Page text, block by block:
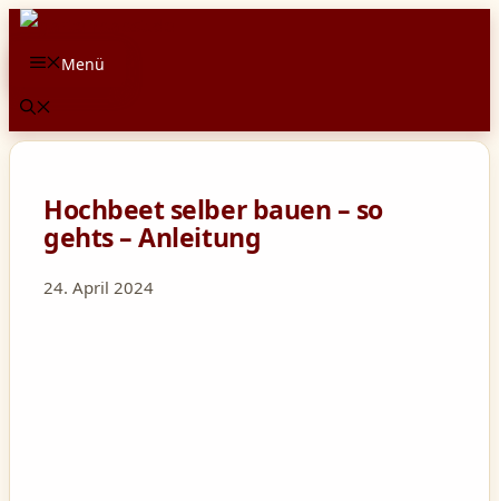
Zum
InhaltMenü
Hochbeet selber bauen – so
gehts – Anleitung
24. April 2024